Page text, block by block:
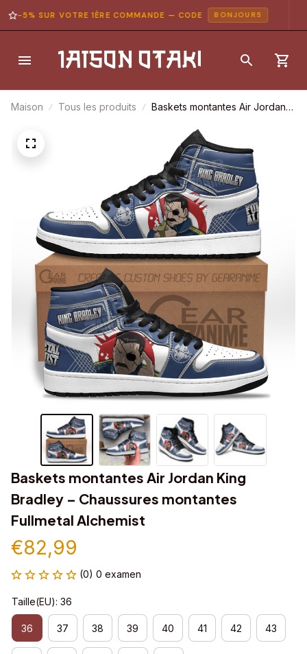
-5% SUR VOTRE 1ÈRE COMMANDE — CODE BONJOUR5
Maison Tous les produits
Baskets montantes Air Jordan
montantes Fullmetal Alchemist
Baskets montantes Air Jordan King
Bradley – Chaussures montantes
Fullmetal Alchemist
€82,99
(0) 0 examen
Taille(EU): 36
36 37 38 39 40 41 42 43